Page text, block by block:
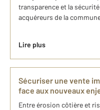
transparence et la
acquéreurs de la
Lire plus
Sécuriser une vente
face aux nouveaux
Entre érosion côtière et